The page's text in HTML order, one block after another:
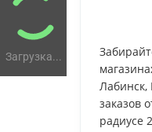
Загрузка...
Лабинск,
заказов
радиусе